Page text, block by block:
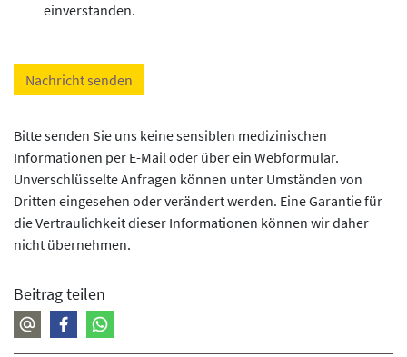
einverstanden.
Nachricht senden
Bitte senden Sie uns keine sensiblen medizinischen
Informationen per E-Mail oder über ein Webformular.
Unverschlüsselte Anfragen können unter Umständen von
Dritten eingesehen oder verändert werden. Eine Garantie für
die Vertraulichkeit dieser Informationen können wir daher
nicht übernehmen.
Beitrag teilen